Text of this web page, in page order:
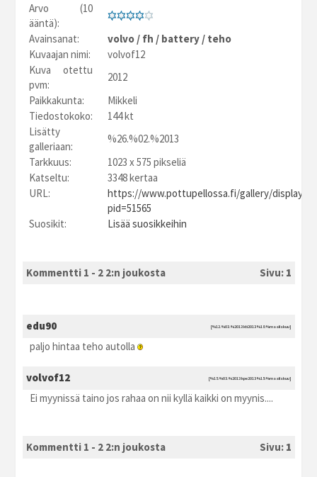
Arvo (10
ääntä):
Avainsanat:
volvo / fh / battery / teho
Kuvaajan nimi:
volvof12
Kuva otettu
pvm:
2012
Paikkakunta:
Mikkeli
Tiedostokoko:
144 kt
Lisätty
galleriaan:
%26.%02.%2013
Tarkkuus:
1023 x 575 pikseliä
Katseltu:
3348 kertaa
URL:
https://www.pottupellossa.fi/gallery/
pid=51565
Suosikit:
Lisää suosikkeihin
Kommentti 1 - 2 2:n joukosta Sivu: 1
edu90 [%12.%03.%2013 kti2013 %18:%maaliskuu]
paljo hintaa teho autolla
volvof12 [%15.%03.%2013 kpe2013 %15:%maaliskuu]
Ei myynissä taino jos rahaa on nii kyllä kaikki on myynis....
Kommentti 1 - 2 2:n joukosta Sivu: 1